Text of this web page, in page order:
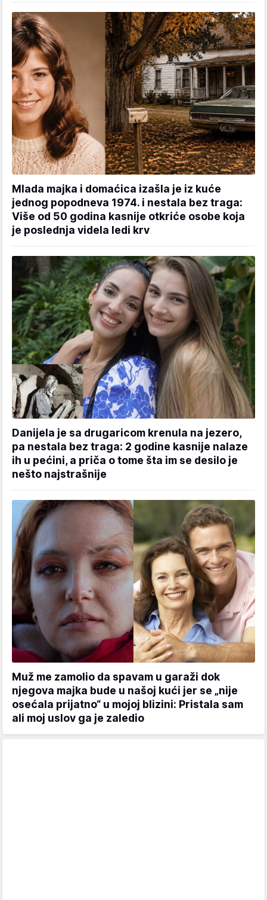
Mlada majka i domaćica izašla je iz kuće
jednog popodneva 1974. i nestala bez traga:
Više od 50 godina kasnije otkriće osobe koja
je poslednja videla ledi krv
Danijela je sa drugaricom krenula na jezero,
pa nestala bez traga: 2 godine kasnije nalaze
ih u pećini, a priča o tome šta im se desilo je
nešto najstrašnije
Muž me zamolio da spavam u garaži dok
njegova majka bude u našoj kući jer se „nije
osećala prijatno“ u mojoj blizini: Pristala sam
ali moj uslov ga je zaledio